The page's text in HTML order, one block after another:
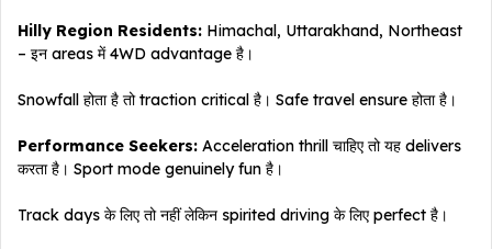
Hilly Region Residents: Himachal, Uttarakhand, Northeast
– इन areas में 4WD advantage है।
Snowfall होता है तो traction critical है। Safe travel ensure होता है।
Performance Seekers: Acceleration thrill चाहिए तो यह delivers
करता है। Sport mode genuinely fun है।
Track days के लिए तो नहीं लेकिन spirited driving के लिए perfect है।